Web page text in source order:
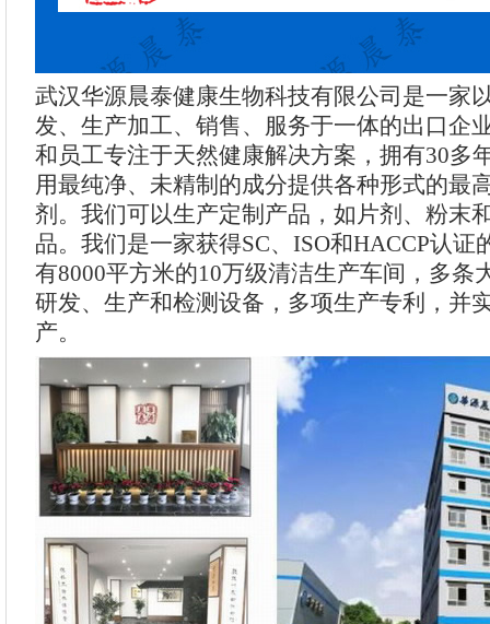
武汉华源晨泰健康生物科技有限公司是一家
发、生产加工、销售、服务于一体的出口企
和员工专注于天然健康解决方案，拥有30多
用最纯净、未精制的成分提供各种形式的最
剂。我们可以生产定制产品，如片剂、粉末
品。我们是一家获得SC、ISO和HACCP认证
有8000平方米的10万级清洁生产车间，多条
研发、生产和检测设备，多项生产专利，并
产。